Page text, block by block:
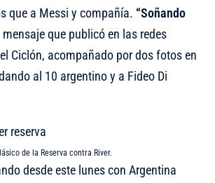
que a Messi y compañía. “Soñando
mensaje que publicó en las redes
Ciclón, acompañado por dos fotos en
al 10 argentino y a Fideo Di
de la Reserva contra River.
desde este lunes con Argentina